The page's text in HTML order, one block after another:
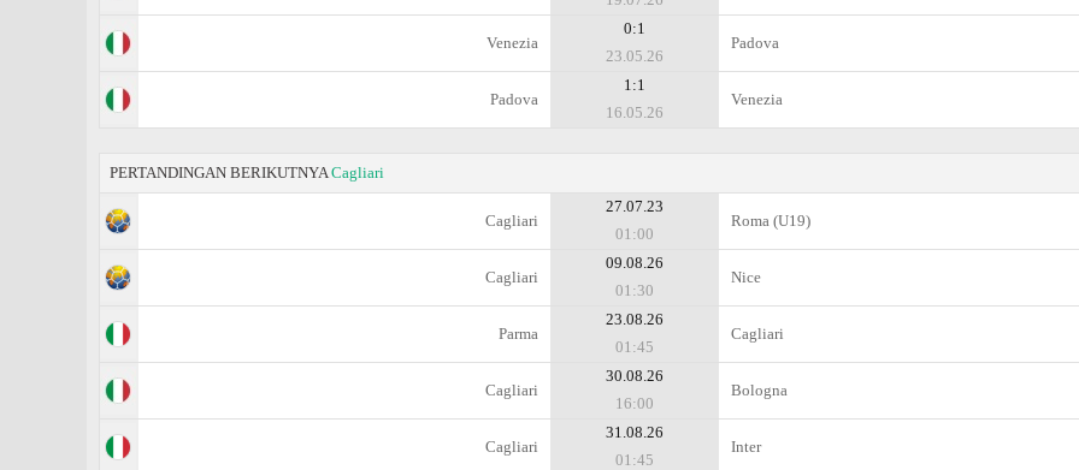
Venezia
0:1
23.05.26
Padova
Padova
1:1
16.05.26
Venezia
PERTANDINGAN BERIKUTNYACagliari
Cagliari
27.07.23
01:00
Roma (U19)
Cagliari
09.08.26
01:30
Nice
Parma
23.08.26
01:45
Cagliari
Cagliari
30.08.26
16:00
Bologna
Cagliari
31.08.26
01:45
Inter